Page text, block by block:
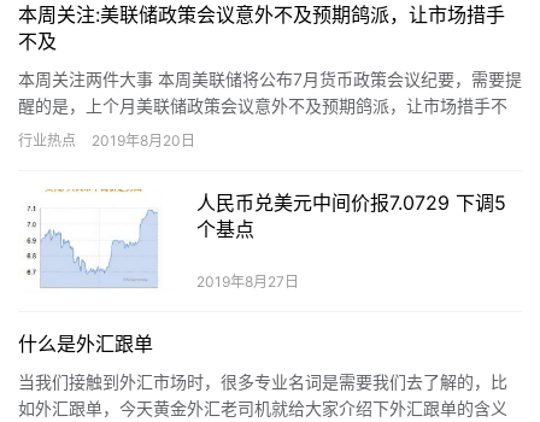
本周关注:美联储政策会议意外不及预期鸽派，让市场措手
不及
本周关注两件大事 本周美联储将公布7月货币政策会议纪要，需要提
醒的是，上个月美联储政策会议意外不及预期鸽派，让市场措手不
及。 不过伴随着美国国债收益率的倒挂，市场对美联储激进放宽
行业热点 2019年8月20日
人民币兑美元中间价报7.0729 下调5
个基点
2019年8月27日
什么是外汇跟单
当我们接触到外汇市场时，很多专业名词是需要我们去了解的，比
如外汇跟单，今天黄金外汇老司机就给大家介绍下外汇跟单的含义